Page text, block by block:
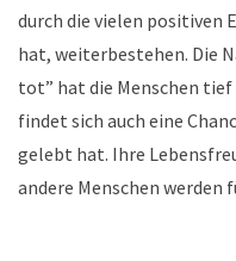
durch die vielen positiven
hat, weiterbestehen. Die
tot” hat die Menschen
findet sich auch eine
gelebt hat. Ihre
andere Menschen